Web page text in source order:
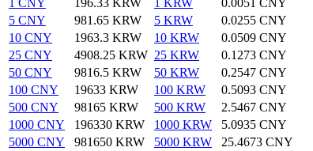
5 CNY
981.65 KRW 5 KRW
0.0255 CNY
10 CNY
1963.3 KRW 10 KRW
0.0509 CNY
25 CNY
4908.25 KRW 25 KRW
0.1273 CNY
50 CNY
9816.5 KRW 50 KRW
0.2547 CNY
100 CNY
19633 KRW 100 KRW
0.5093 CNY
500 CNY
98165 KRW 500 KRW
2.5467 CNY
1000 CNY
196330 KRW 1000 KRW
5.0935 CNY
5000 CNY
981650 KRW 5000 KRW
25.4673 CNY